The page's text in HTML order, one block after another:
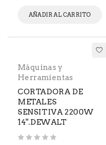
AÑADIR AL CARRITO
Máquinas y
Herramientas
CORTADORA DE
METALES
SENSITIVA 2200W
14''.DEWALT